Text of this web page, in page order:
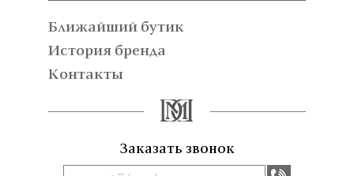
Ближайший бутик
История бренда
Контакты
Заказать звонок